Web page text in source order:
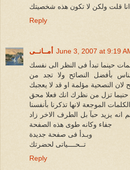
Reply
أمــانــى
June 3, 2007 at 9:19
حينما تبدأ فى النظر الى نفسك
بأفضل النصائح ولا تجد من
النصحية مؤلمة او قد لا يعجبك
حنيما تزل من نظرك انك فعلا محق
الموجعة لانها تذكرنا بأنفسنا
انه يزيد حبآ بل الطرف الاخر زاد
جفاء وكانه طوى هذه الصفحة
وبـدأ فى صفحة جديدة
تــحــــياتى لحضرتك
Reply